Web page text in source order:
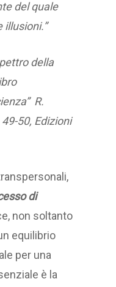
del quale
illusioni.”
della
R.
50, Edizioni
di
non soltanto
equilibrio
per una
è la